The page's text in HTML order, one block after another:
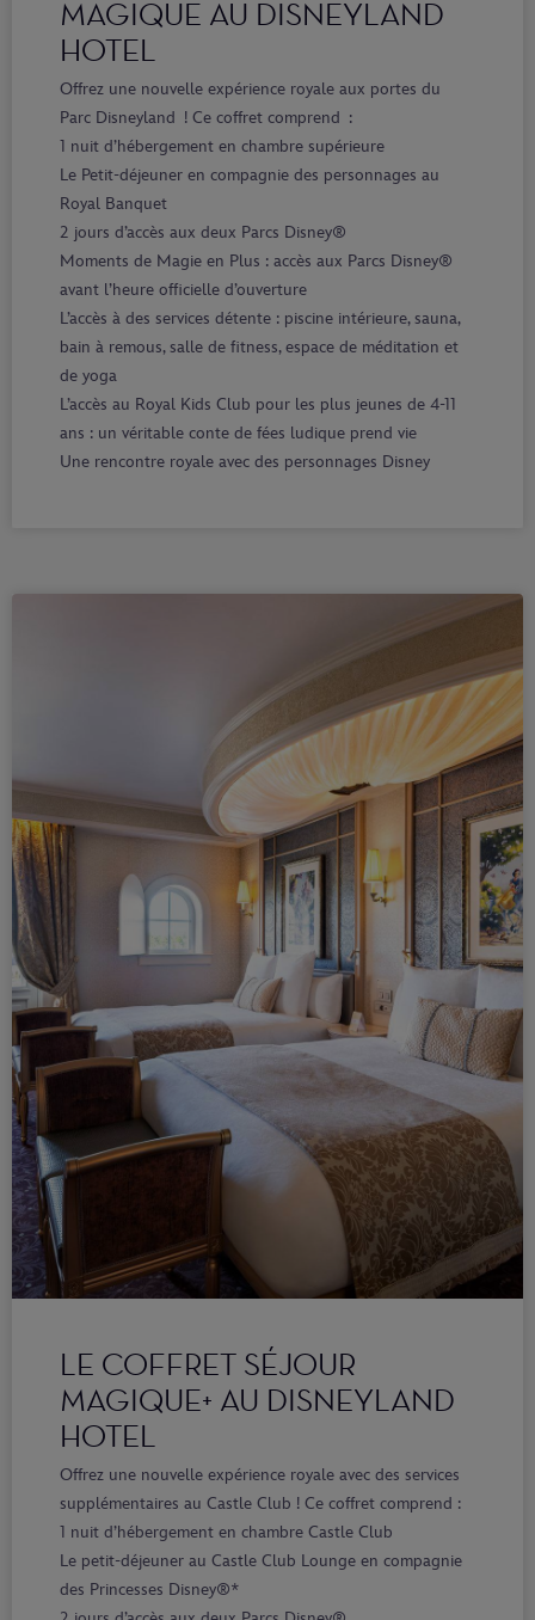
MAGIQUE AU DISNEYLAND
HOTEL
Offrez une nouvelle expérience royale aux portes du
Parc Disneyland ! Ce coffret comprend :
1 nuit d’hébergement en chambre supérieure
Le Petit-déjeuner en compagnie des personnages au
Royal Banquet
2 jours d’accès aux deux Parcs Disney®
Moments de Magie en Plus : accès aux Parcs Disney®
avant l’heure officielle d’ouverture
L’accès à des services détente : piscine intérieure, sauna,
bain à remous, salle de fitness, espace de méditation et
de yoga
L’accès au Royal Kids Club pour les plus jeunes de 4-11
ans : un véritable conte de fées ludique prend vie
Une rencontre royale avec des personnages Disney
LE COFFRET SÉJOUR
MAGIQUE+ AU DISNEYLAND
HOTEL
Offrez une nouvelle expérience royale avec des services
supplémentaires au Castle Club ! Ce coffret comprend :
1 nuit d’hébergement en chambre Castle Club
Le petit-déjeuner au Castle Club Lounge en compagnie
des Princesses Disney®*